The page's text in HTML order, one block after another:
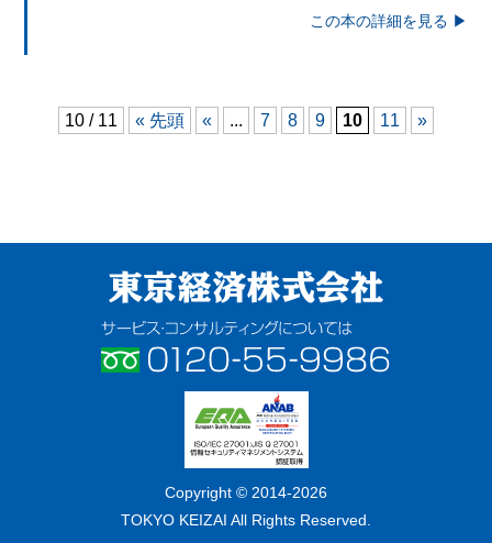
この本の詳細を見る ▶︎
10 / 11 « 先頭 « ... 7 8 9 10 11 »
サービス・コンサルティングについ
ては フリーダイヤル 0120-55-
Copyright © 2014-2026
TOKYO KEIZAI All Rights Reserved.